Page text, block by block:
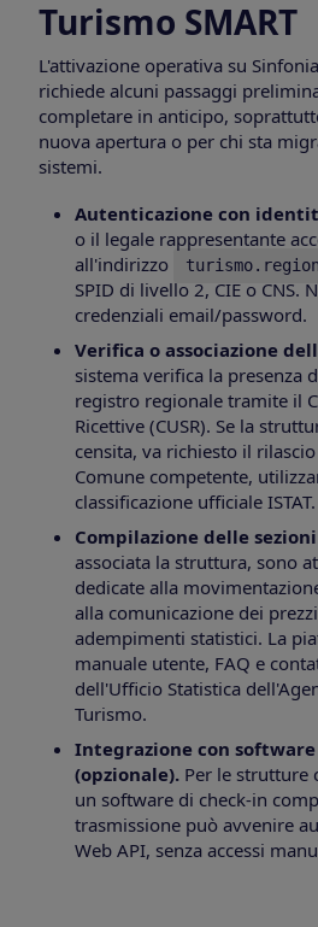
Turismo SMART
L'attivazione operativa su
richiede alcuni passaggi
completare in anticipo,
nuova apertura o per chi sta
sistemi.
Autenticazione con
o il legale rappresentante
all'indirizzo
SPID di livello 2, CIE o CNS.
credenziali email/password.
Verifica o associazione
sistema verifica la presenza
registro regionale tramite il
Ricettive (CUSR). Se la
censita, va richiesto il
Comune competente,
classificazione ufficiale ISTAT.
Compilazione delle
associata la struttura, sono
dedicate alla
alla comunicazione dei
adempimenti statistici. La
manuale utente, FAQ e
dell'Ufficio Statistica
Turismo.
Integrazione con
(opzionale). Per le strutture
un software di check-in
trasmissione può avvenire
Web API, senza accessi